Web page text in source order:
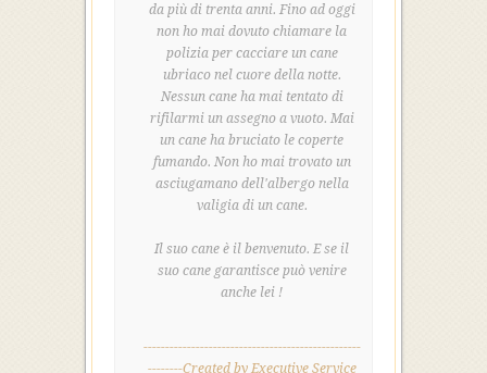
da più di trenta anni. Fino ad oggi
non ho mai dovuto chiamare la
polizia per cacciare un cane
ubriaco nel cuore della notte.
Nessun cane ha mai tentato di
rifilarmi un assegno a vuoto. Mai
un cane ha bruciato le coperte
fumando. Non ho mai trovato un
asciugamano dell'albergo nella
valigia di un cane.
Il suo cane è il benvenuto. E se il
suo cane garantisce può venire
anche lei !
--------------------------------------------------
--------Created by Executive Service